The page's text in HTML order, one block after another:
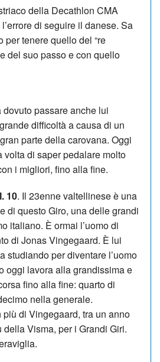
della Decathlon CMA
di seguire il danese. Sa
per tenere quello del “re
del suo passo e con quello
dovuto passare anche lui
difficoltà a causa di un
parte della carovana. Oggi
volta di saper pedalare molto
i migliori, fino alla fine.
10. Il 23enne valtellinese è una
di questo Giro, una delle grandi
italiano. È ormai l’uomo di
di Jonas Vingegaard. È lui
studiando per diventare l’uomo
oggi lavora alla grandissima e
fino alla fine: quarto di
nella generale.
più di Vingegaard, tra un anno
della Visma, per i Grandi Giri.